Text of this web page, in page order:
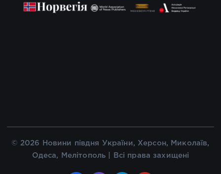
© 2026 Новини півдня України, Херсон, Миколаїв,
Одеса, Мелітополь | Всі права захищені